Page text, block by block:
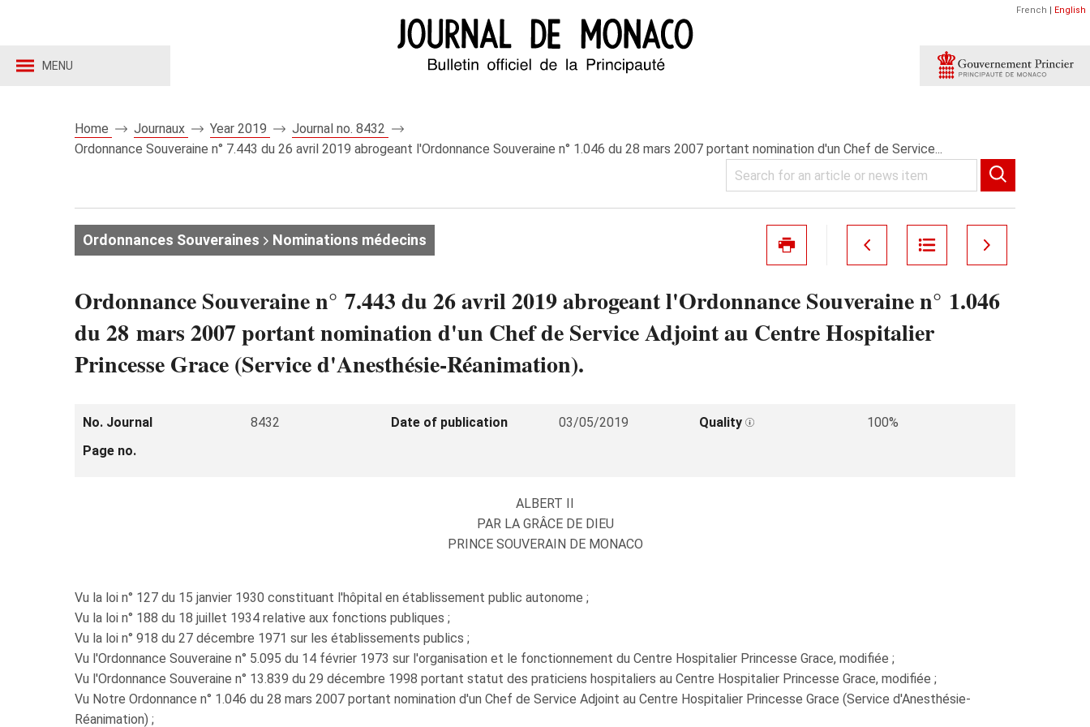
MENU
French | English
Home Journaux Year 2019
Journal no. 8432
Ordonnance Souveraine n° 7.443 du 26 avril 2019 abrogeant l'Ordonnance Souveraine n° 1.046 du 28 mars 2007 portant nomination d'un Chef de Service...
Ordonnances Souveraines Nominations médecins
Ordonnance Souveraine n° 7.443 du 26 avril 2019 abrogeant l'Ordonnance Souveraine n° 1.046
du 28 mars 2007 portant nomination d'un Chef de Service Adjoint au Centre Hospitalier
Princesse Grace (Service d'Anesthésie-Réanimation).
No. Journal 8432 Date of publication 03/05/2019 Quality
100%
Page no.
ALBERT II
PAR LA GRÂCE DE DIEU
PRINCE SOUVERAIN DE MONACO
Vu la loi n° 127 du 15 janvier 1930 constituant l'hôpital en établissement public autonome ;
Vu la loi n° 188 du 18 juillet 1934 relative aux fonctions publiques ;
Vu la loi n° 918 du 27 décembre 1971 sur les établissements publics ;
Vu l'Ordonnance Souveraine n° 5.095 du 14 février 1973 sur l'organisation et le fonctionnement du Centre Hospitalier Princesse Grace, modifiée ;
Vu l'Ordonnance Souveraine n° 13.839 du 29 décembre 1998 portant statut des praticiens hospitaliers au Centre Hospitalier Princesse Grace, modifiée ;
Vu Notre Ordonnance n° 1.046 du 28 mars 2007 portant nomination d'un Chef de Service Adjoint au Centre Hospitalier Princesse Grace (Service d'Anesthésie-
Réanimation) ;